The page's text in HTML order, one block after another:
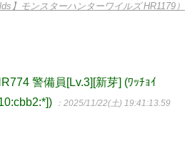
】モンスターハンターワイルズ HR1179）
警備員[Lv.3][新芽] (ﾜｯﾁｮｲ
：2025/11/22(土) 19:41:13.59